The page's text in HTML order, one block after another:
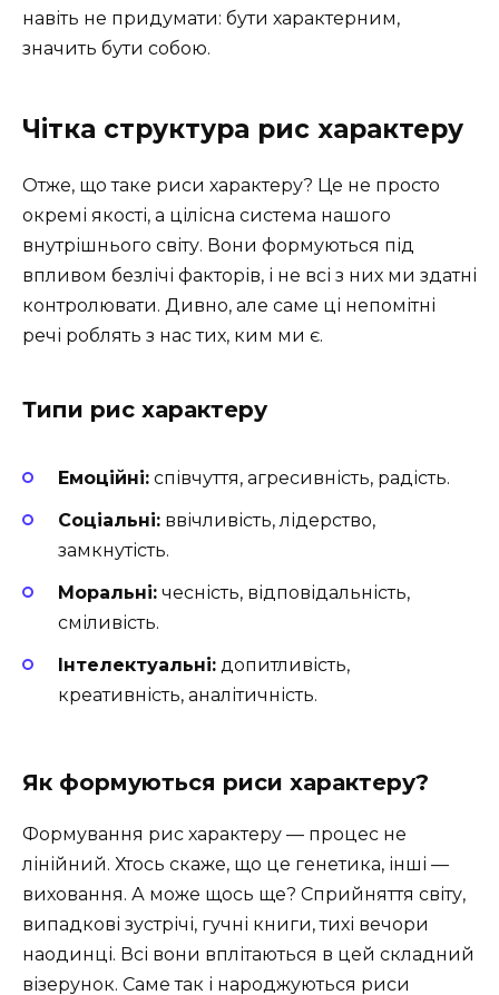
навіть не придумати: бути характерним,
значить бути собою.
Чітка структура рис характеру
Отже, що таке риси характеру? Це не просто
окремі якості, а цілісна система нашого
внутрішнього світу. Вони формуються під
впливом безлічі факторів, і не всі з них ми здатні
контролювати. Дивно, але саме ці непомітні
речі роблять з нас тих, ким ми є.
Типи рис характеру
Емоційні: співчуття, агресивність, радість.
Соціальні: ввічливість, лідерство,
замкнутість.
Моральні: чесність, відповідальність,
сміливість.
Інтелектуальні: допитливість,
креативність, аналітичність.
Як формуються риси характеру?
Формування рис характеру — процес не
лінійний. Хтось скаже, що це генетика, інші —
виховання. А може щось ще? Сприйняття світу,
випадкові зустрічі, гучні книги, тихі вечори
наодинці. Всі вони вплітаються в цей складний
візерунок. Саме так і народжуються риси